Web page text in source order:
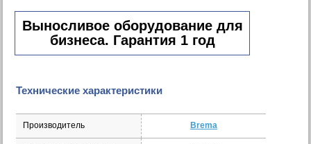
Выносливое оборудование для
бизнеса. Гарантия 1 год
Технические характеристики
Производитель Brema